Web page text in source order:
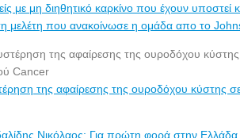
με μη διηθητικό καρκίνο που έχουν
μελέτη που ανακοίνωσε η ομάδα απο το
της αφαίρεσης της ουροδόχου κύστης σε
Νικόλαος: Για πρώτη φορά στην Ελλάδα